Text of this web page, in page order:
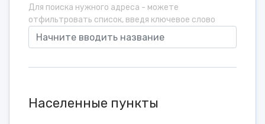
Для поиска нужного адреса - можете
отфильтровать список, введя ключевое слово
Населенные пункты